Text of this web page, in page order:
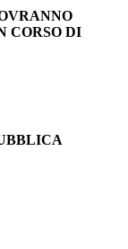
CORSO DI